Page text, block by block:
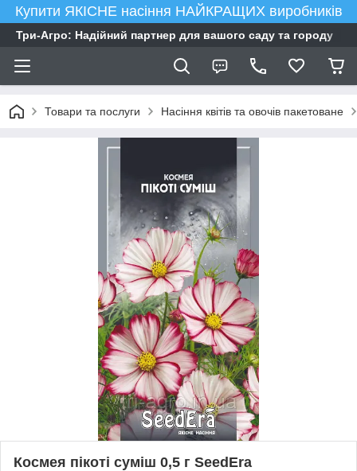
Купити ЯКІСНЕ насіння НАЙКРАЩИХ виробників
Три-Агро: Надійний партнер для вашого саду та городу
Товари та послуги Насіння квітів та овочів пакетоване
Космея пікоті суміш 0,5 г SeedEra